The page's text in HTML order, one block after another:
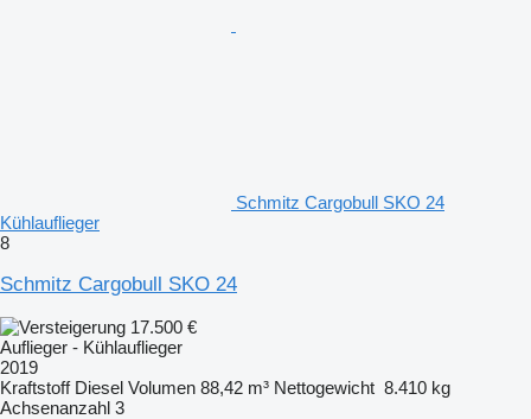
Schmitz Cargobull SKO 24
Kühlauflieger
8
Schmitz Cargobull SKO 24
17.500 €
Auflieger - Kühlauflieger
2019
Kraftstoff Diesel Volumen 88,42 m³ Nettogewicht 8.410 kg
Achsenanzahl 3